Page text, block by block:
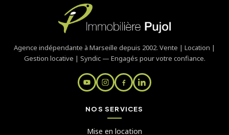
Agence indépendante à Marseille depuis 2002. Vente | Location |
Gestion locative | Syndic — Engagés pour votre confiance.
NOS SERVICES
Mise en location